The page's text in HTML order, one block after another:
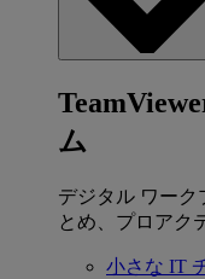
ム
デジタル ワーク
とめ、プロアク
小さな IT